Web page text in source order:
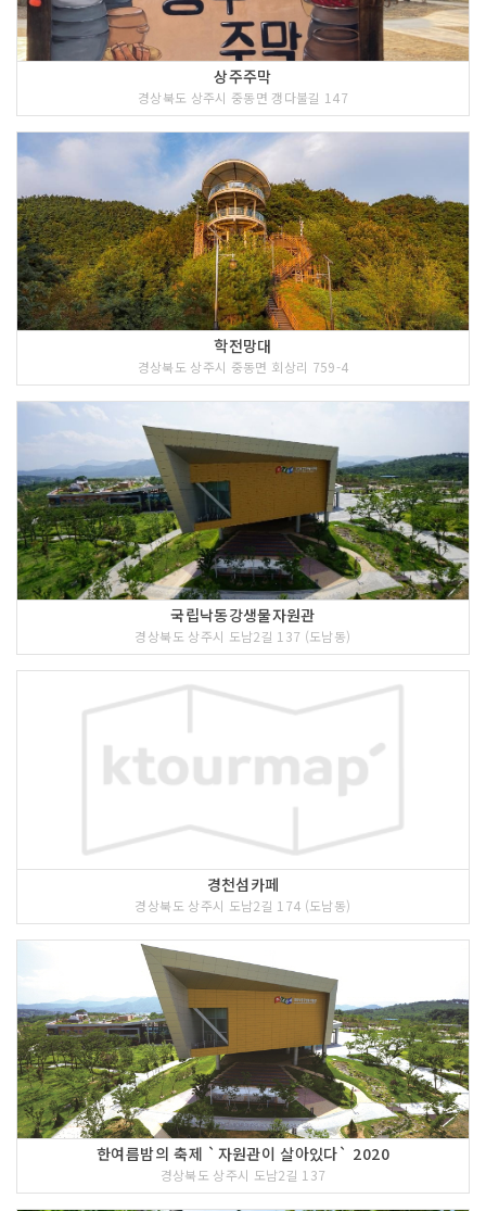
상주주막
경상북도 상주시 중동면 갱다불길 147
학전망대
경상북도 상주시 중동면 회상리 759-4
국립낙동강생물자원관
경상북도 상주시 도남2길 137 (도남동)
경천섬카페
경상북도 상주시 도남2길 174 (도남동)
한여름밤의 축제 `자원관이 살아있다` 2020
경상북도 상주시 도남2길 137